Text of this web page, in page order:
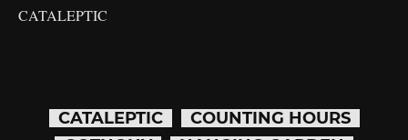
CATALEPTIC
CATALEPTIC
COUNTING HOURS